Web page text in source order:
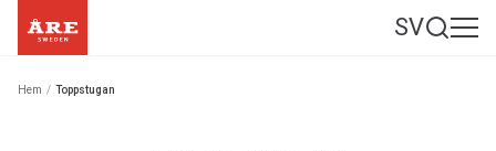
SV
Hem / Toppstugan